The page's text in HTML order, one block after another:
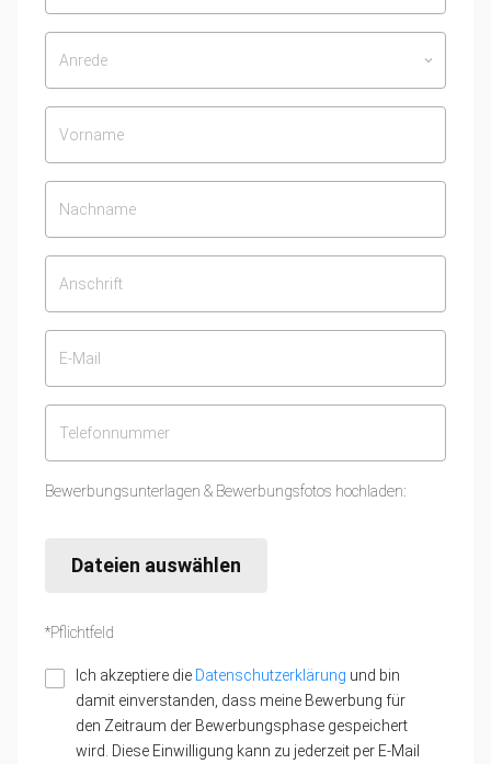
Anrede keyboard_arrow_down
Bewerbungsunterlagen & Bewerbungsfotos hochladen:
Dateien auswählen
*Pflichtfeld
Ich akzeptiere die Datenschutzerklärung und bin
damit einverstanden, dass meine Bewerbung für
den Zeitraum der Bewerbungsphase gespeichert
wird. Diese Einwilligung kann zu jederzeit per E-Mail